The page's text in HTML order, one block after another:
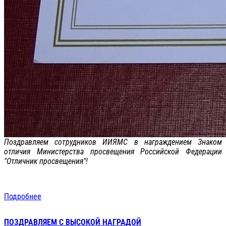
Поздравляем сотрудников ИИЯМС в награждением Знаком
отличия Министерства просвещения Российской Федерации
"Отличник просвещения"!
Подробнее
ПОЗДРАВЛЯЕМ С ВЫСОКОЙ НАГРАДОЙ